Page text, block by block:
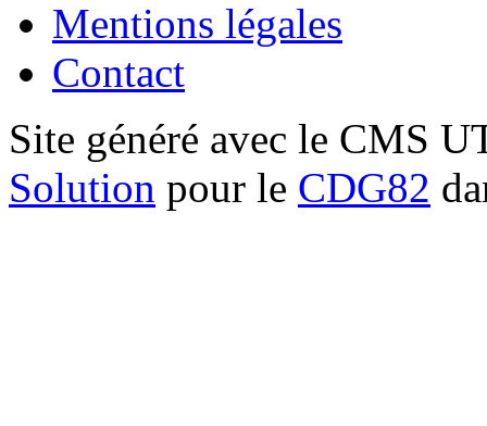
Mentions légales
Contact
Site généré avec le CMS
Solution pour le CDG82